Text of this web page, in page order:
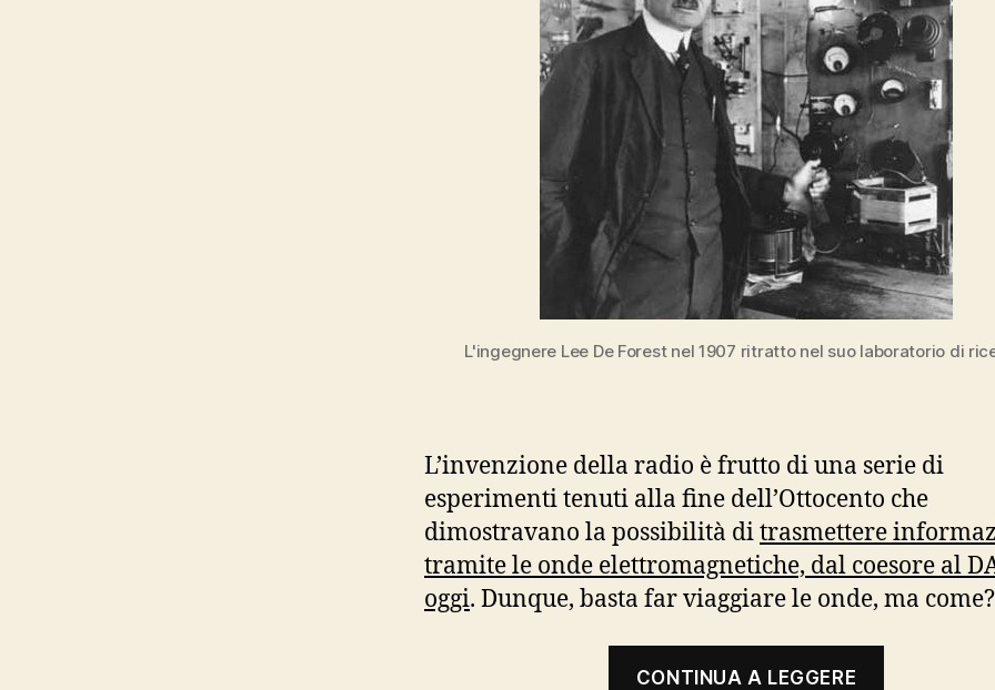
L'ingegnere Lee De Forest nel 1907 ritratto nel suo laboratorio di
L’invenzione della radio è frutto di una serie di
esperimenti tenuti alla fine dell’Ottocento che
dimostravano la possibilità ditrasmettere
tramite le onde elettromagnetiche, dal coesore al
oggi. Dunque, basta far viaggiare le onde, ma come?
CONTINUA A LEGGERE